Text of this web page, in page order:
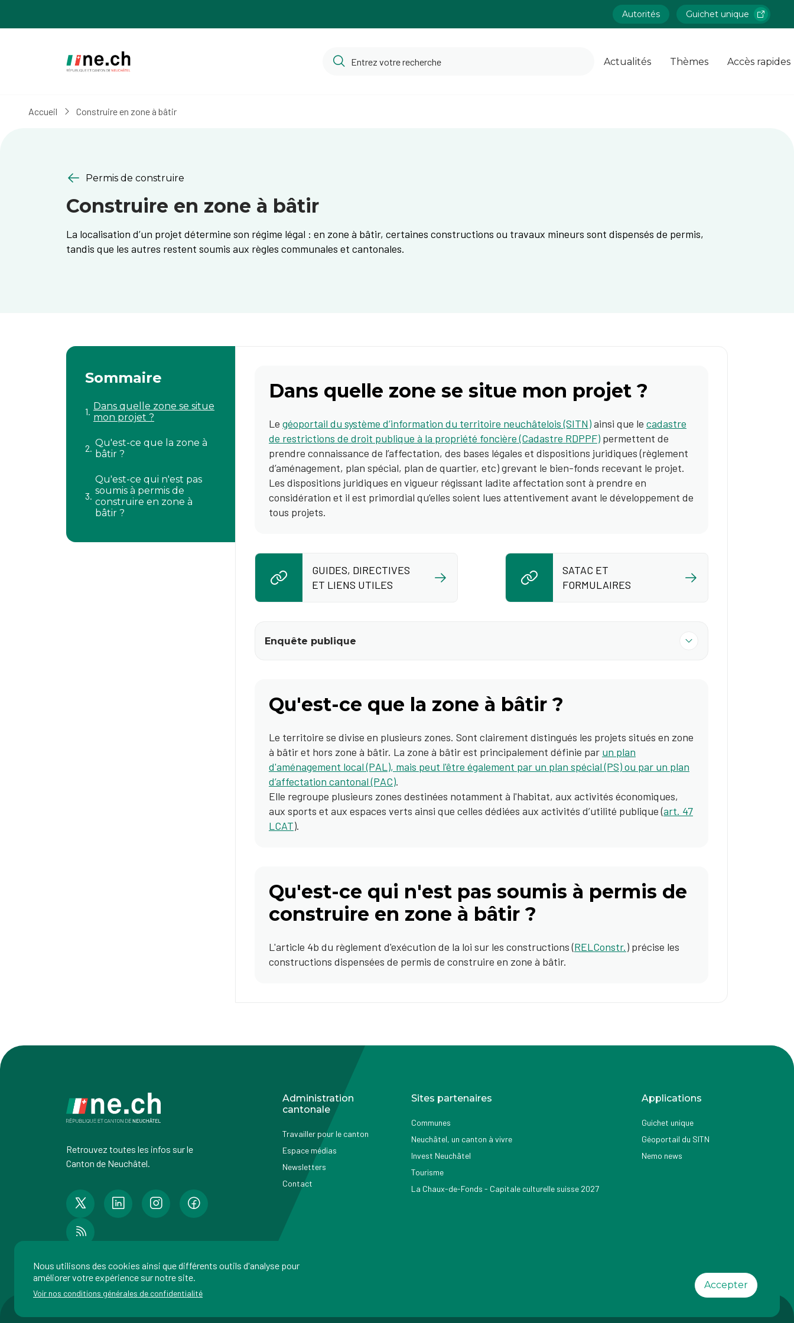
Autorités Guichet unique
Actualités Thèmes Accès rapides
Accueil Construire en zone à bâtir
Permis de construire
Construire en zone à bâtir
La localisation d’un projet détermine son régime légal : en zone à bâtir, certaines constructions ou travaux mineurs sont dispensés de permis,
tandis que les autres restent soumis aux règles communales et cantonales.
Sommaire
Dans quelle zone se situe
mon projet ?
Qu'est-ce que la zone à
bâtir ?
Qu'est-ce qui n'est pas
soumis à permis de
construire en zone à
bâtir ?
Dans quelle zone se situe mon projet ?
Le géoportail du système d’information du territoire neuchâtelois (SITN)ainsi que le cadastre
de restrictions de droit publique à la propriété foncière (Cadastre RDPPF) permettent de
prendre connaissance de l’affectation, des bases légales et dispositions juridiques (règlement
d’aménagement, plan spécial, plan de quartier, etc) grevant le bien-fonds recevant le projet.
Les dispositions juridiques en vigueur régissant ladite affectation sont à prendre en
considération et il est primordial qu’elles soient lues attentivement avant le développement de
tous projets.
GUIDES, DIRECTIVES
ET LIENS UTILES
SATAC ET
FORMULAIRES
Enquête publique
Qu'est-ce que la zone à bâtir ?
Le territoire se divise en plusieurs zones. Sont clairement distingués les projets situés en zone
à bâtir et hors zone à bâtir. La zone à bâtir est principalement définie par un plan
d'aménagement local (PAL), mais peut l'être également par un plan spécial (PS) ou par un plan
d’affectation cantonal (PAC).
Elle regroupe plusieurs zones destinées notamment à l'habitat, aux activités économiques,
aux sports et aux espaces verts ainsi que celles dédiées aux activités d’utilité publique (art. 47
LCAT).
Qu'est-ce qui n'est pas soumis à permis de
construire en zone à bâtir ?
L'article 4b du règlement d'exécution de la loi sur les constructions (RELConstr.) précise les
constructions dispensées de permis de construire en zone à bâtir.
Retrouvez toutes les infos sur le
Canton de Neuchâtel.
Administration
cantonale
Travailler pour le canton
Espace médias
Newsletters
Contact
Sites partenaires
Communes
Neuchâtel, un canton à vivre
Invest Neuchâtel
Tourisme
La Chaux-de-Fonds - Capitale culturelle suisse 2027
Applications
Guichet unique
Géoportail du SITN
Nemo news
Nous utilisons des cookies ainsi que différents outils d'analyse pour
améliorer votre expérience sur notre site.
Voir nos conditions générales de confidentialité
Accepter